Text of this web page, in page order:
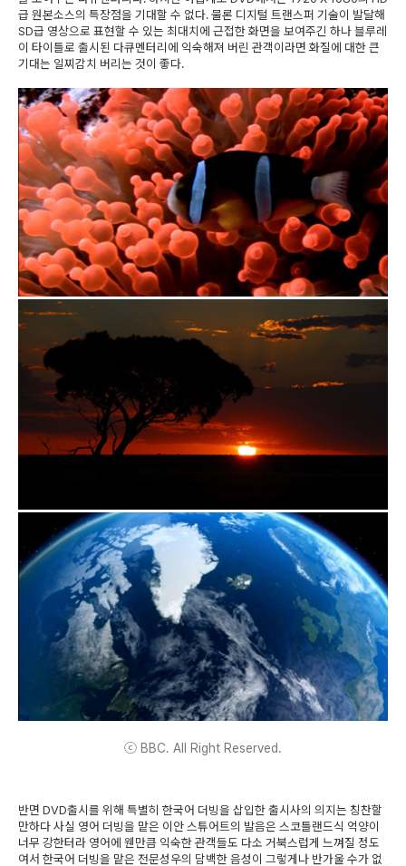
급 원본소스의 특장점을 기대할 수 없다. 물론 디지털 트랜스퍼 기술이 발달해
SD급 영상으로 표현할 수 있는 최대치에 근접한 화면을 보여주긴 하나 블루레
이 타이틀로 출시된 다큐멘터리에 익숙해져 버린 관객이라면 화질에 대한 큰
기대는 일찌감치 버리는 것이 좋다.
ⓒ BBC. All Right Reserved.
반면 DVD출시를 위해 특별히 한국어 더빙을 삽입한 출시사의 의지는 칭찬할
만하다 사실 영어 더빙을 맡은 이안 스튜어트의 발음은 스코틀랜드식 억양이
너무 강한터라 영어에 웬만큼 익숙한 관객들도 다소 거북스럽게 느껴질 정도
여서 한국어 더빙을 맡은 전문성우의 담백한 음성이 그렇게나 반가울 수가 없